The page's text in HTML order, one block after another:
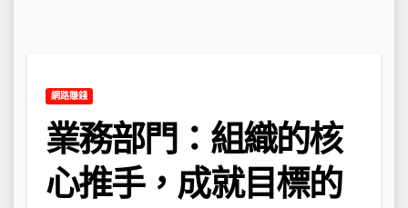
網路賺錢
業務部門：組織的核
心推手，成就目標的